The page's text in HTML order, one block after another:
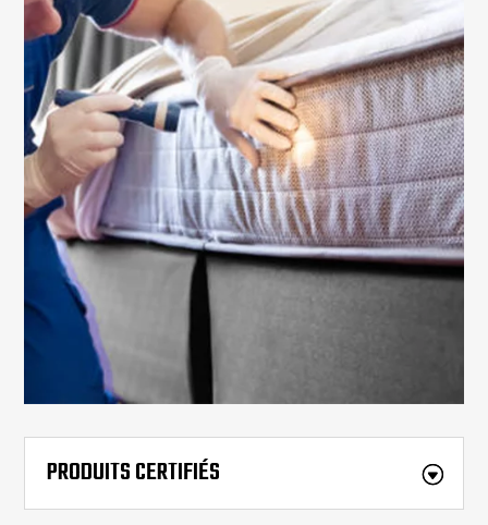
PRODUITS CERTIFIÉS